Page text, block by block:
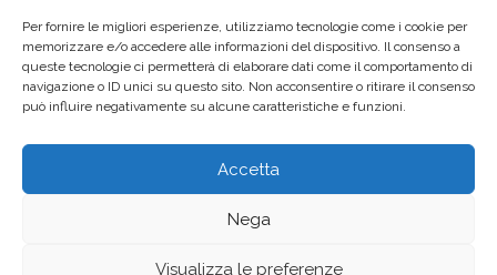
Per fornire le migliori esperienze, utilizziamo tecnologie come i cookie per
memorizzare e/o accedere alle informazioni del dispositivo. Il consenso a
queste tecnologie ci permetterà di elaborare dati come il comportamento di
navigazione o ID unici su questo sito. Non acconsentire o ritirare il consenso
può influire negativamente su alcune caratteristiche e funzioni.
Accetta
Nega
Visualizza le preferenze
© 2026 Associazione Amici della Musica di Livorno -